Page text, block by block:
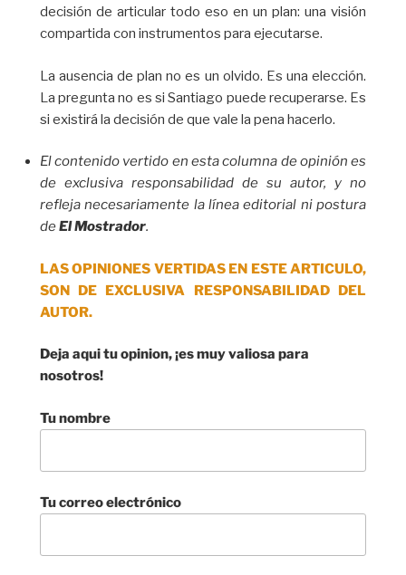
decisión de articular todo eso en un plan: una visión
compartida con instrumentos para ejecutarse.
La ausencia de plan no es un olvido. Es una elección.
La pregunta no es si Santiago puede recuperarse. Es
si existirá la decisión de que vale la pena hacerlo.
El contenido vertido en esta columna de opinión es
de exclusiva responsabilidad de su autor, y no
refleja necesariamente la línea editorial ni postura
deEl Mostrador.
LAS OPINIONES VERTIDAS EN ESTE ARTICULO,
SON DE EXCLUSIVA RESPONSABILIDAD DEL
AUTOR.
Deja aqui tu opinion, ¡es muy valiosa para
nosotros!
Tu nombre
Tu correo electrónico